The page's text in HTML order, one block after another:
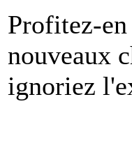
Profitez-
nouveaux
ignoriez